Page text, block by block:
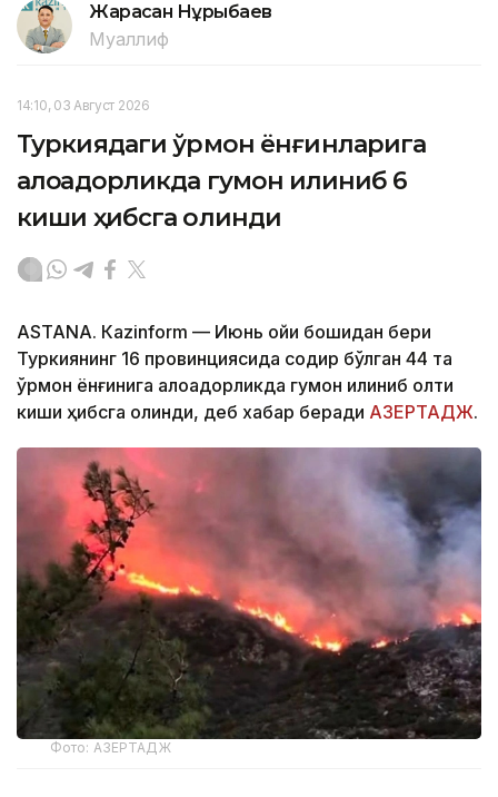
Жарасқан Нұрыбаев
Муаллиф
14:10, 03 Август 2026
Туркиядаги ўрмон ёнғинларига
алоқадорликда гумон қилиниб 6
киши ҳибсга олинди
ASTANА. Кazinform — Июнь ойи бошидан бери
Туркиянинг 16 провинциясида содир бўлган 44 та
ўрмон ёнғинига алоқадорликда гумон қилиниб олти
киши ҳибсга олинди, деб хабар беради АЗЕРТАДЖ.
Фото: АЗЕРТАДЖ